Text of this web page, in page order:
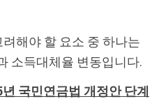
해야 할 요소 중 하나는
소득대체율 변동입니다.
년 국민연금법 개정안 단계